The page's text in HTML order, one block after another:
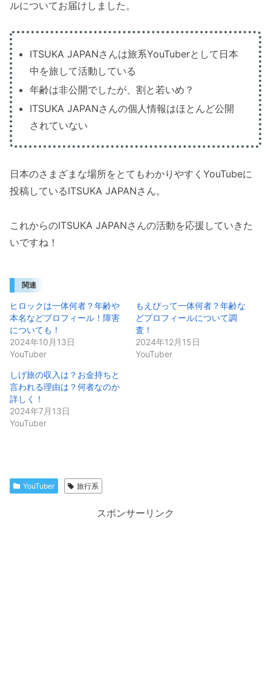
ルについてお届けしました。
ITSUKA JAPANさんは旅系YouTuberとして日本
中を旅して活動している
年齢は非公開でしたが、割と若いめ？
ITSUKA JAPANさんの個人情報はほとんど公開
されていない
日本のさまざまな場所をとてもわかりやすくYouTubeに
投稿しているITSUKA JAPANさん。
これからのITSUKA JAPANさんの活動を応援していきた
いですね！
関連
ヒロックは一体何者？年齢や
本名などプロフィール！障害
についても！
2024年10月13日
YouTuber
もえぴって一体何者？年齢な
どプロフィールについて調
査！
2024年12月15日
YouTuber
しげ旅の収入は？お金持ちと
言われる理由は？何者なのか
詳しく！
2024年7月13日
YouTuber
YouTuber 旅行系
スポンサーリンク